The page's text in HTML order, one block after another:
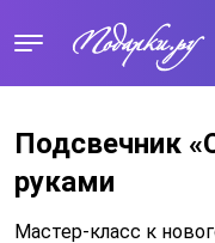
Подсвечник
руками
Мастер-класс к